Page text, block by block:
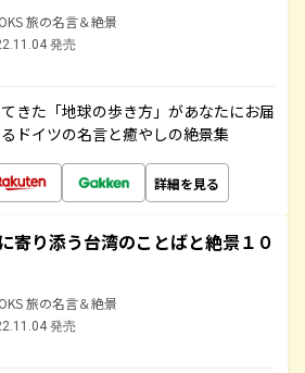
旅の名言＆絶景
発売
きた「地球の歩き方」があなたにお届
ドイツの名言と癒やしの絶景集
詳細を見る
寄り添う台湾のことばと絶景１０
旅の名言＆絶景
発売